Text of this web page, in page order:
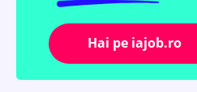
Hai pe iajob.ro